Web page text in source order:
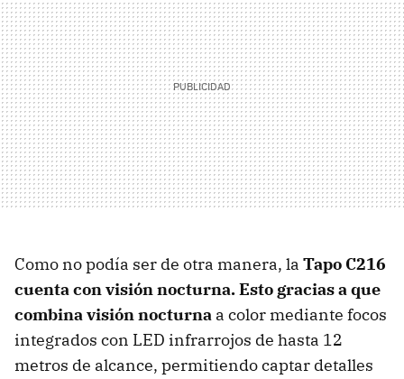
Como no podía ser de otra manera, la Tapo C216
cuenta con visión nocturna. Esto gracias a que
combina visión nocturna a color mediante focos
integrados con LED infrarrojos de hasta 12
metros de alcance, permitiendo captar detalles